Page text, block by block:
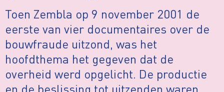
Toen Zembla op 9 november 2001 de
eerste van vier documentaires over de
bouwfraude uitzond, was het
hoofdthema het gegeven dat de
overheid werd opgelicht. De productie
en de beslissing tot uitzenden waren